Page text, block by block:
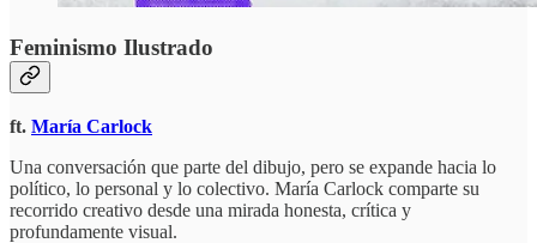
Feminismo Ilustrado
ft. María Carlock
Una conversación que parte del dibujo, pero se expande hacia lo
político, lo personal y lo colectivo. María Carlock comparte su
recorrido creativo desde una mirada honesta, crítica y
profundamente visual.